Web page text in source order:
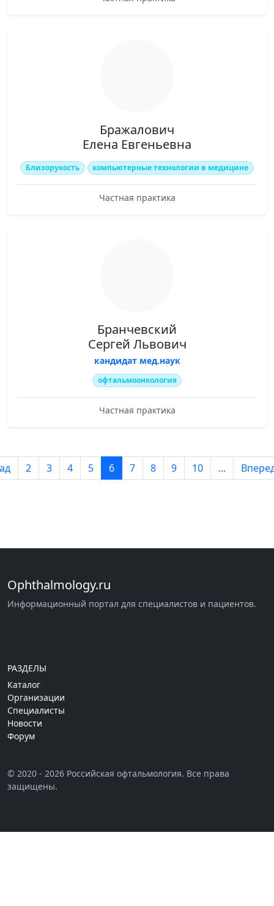
Бражалович
Елена Евгеньевна
Близорукость компьютерные технологии в медицине
Частная практика
Бранчевский
Сергей Львович
кандидат мед.наук
офтальмоонкология
Частная практика
2 3 4 5 6 7 8 9 10 ...
Ophthalmology.ru
Информационный портал для специалистов и пациентов.
РАЗДЕЛЫ
Каталог
Организации
Специалисты
Новости
Форум
© 2020 - 2026 Российская офтальмология. Все права
защищены.